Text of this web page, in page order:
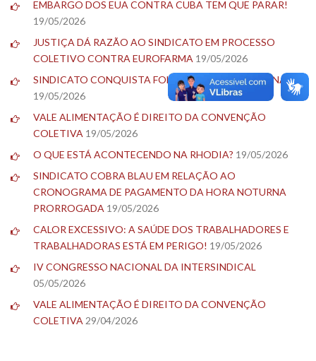
EMBARGO DOS EUA CONTRA CUBA TEM QUE PARAR!
19/05/2026
JUSTIÇA DÁ RAZÃO AO SINDICATO EM PROCESSO
COLETIVO CONTRA EUROFARMA 19/05/2026
SINDICATO CONQUISTA FOLGA DE ANIVERSÁRIO NA 3M
19/05/2026
VALE ALIMENTAÇÃO É DIREITO DA CONVENÇÃO
COLETIVA 19/05/2026
O QUE ESTÁ ACONTECENDO NA RHODIA? 19/05/2026
SINDICATO COBRA BLAU EM RELAÇÃO AO
CRONOGRAMA DE PAGAMENTO DA HORA NOTURNA
PRORROGADA 19/05/2026
CALOR EXCESSIVO: A SAÚDE DOS TRABALHADORES E
TRABALHADORAS ESTÁ EM PERIGO! 19/05/2026
IV CONGRESSO NACIONAL DA INTERSINDICAL
05/05/2026
VALE ALIMENTAÇÃO É DIREITO DA CONVENÇÃO
COLETIVA 29/04/2026